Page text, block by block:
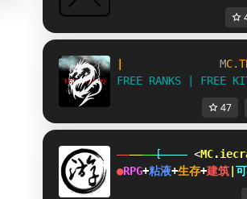
MC.T
FREE RANKS FREE KI
47
[ <
●RPG+粘液+生存+建筑